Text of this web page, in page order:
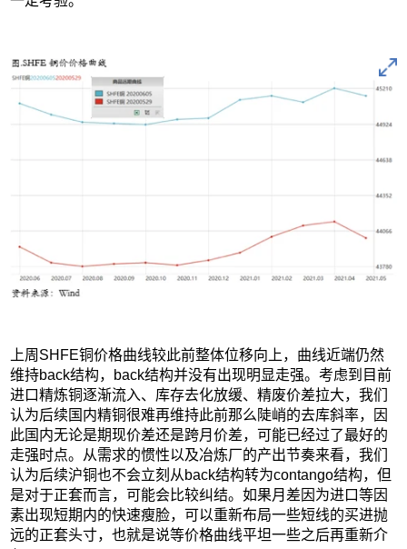
上周SHFE铜价格曲线较此前整体位移向上，曲线近端仍然
维持back结构，back结构并没有出现明显走强。考虑到目前
进口精炼铜逐渐流入、库存去化放缓、精废价差拉大，我们
认为后续国内精铜很难再维持此前那么陡峭的去库斜率，因
此国内无论是期现价差还是跨月价差，可能已经过了最好的
走强时点。从需求的惯性以及冶炼厂的产出节奏来看，我们
认为后续沪铜也不会立刻从back结构转为contango结构，但
是对于正套而言，可能会比较纠结。如果月差因为进口等因
素出现短期内的快速瘦脸，可以重新布局一些短线的买进抛
远的正套头寸，也就是说等价格曲线平坦一些之后再重新介